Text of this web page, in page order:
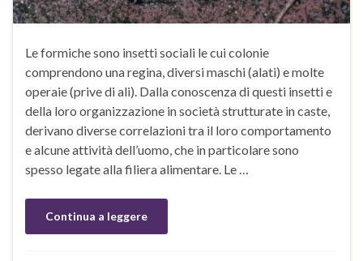
Le formiche sono insetti sociali le cui colonie
comprendono una regina, diversi maschi (alati) e molte
operaie (prive di ali). Dalla conoscenza di questi insetti e
della loro organizzazione in società strutturate in caste,
derivano diverse correlazioni tra il loro comportamento
e alcune attività dell’uomo, che in particolare sono
spesso legate alla filiera alimentare. Le …
Continua a leggere